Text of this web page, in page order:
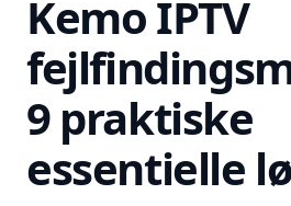
Kemo IPTV
9 praktiske
essentielle